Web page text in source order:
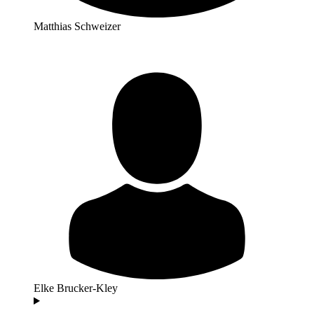
Matthias Schweizer
Elke Brucker-Kley